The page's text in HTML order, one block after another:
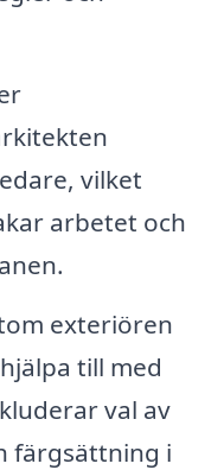
vilket
arbetet och
exteriören
till med
val av
färgsättning i